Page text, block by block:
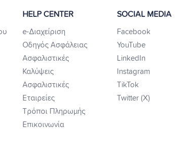
HELP CENTER
e-Διαχείριση
Οδηγός Ασφάλειας
Ασφαλιστικές
Καλύψεις
Ασφαλιστικές
Εταιρείες
Τρόποι Πληρωμής
Επικοινωνία
SOCIAL MEDIA
Facebook
YouTube
LinkedIn
Instagram
TikTok
Twitter (X)